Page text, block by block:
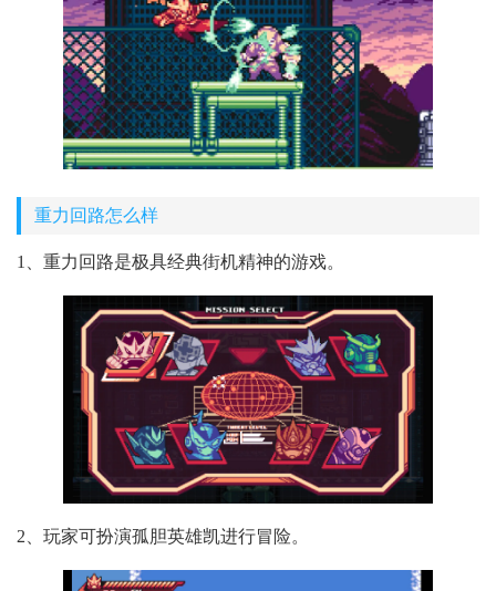
重力回路怎么样
1、重力回路是极具经典街机精神的游戏。
2、玩家可扮演孤胆英雄凯进行冒险。